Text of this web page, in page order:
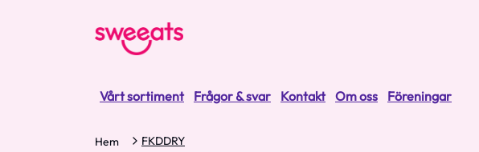
Vårt sortiment Frågor & svar Kontakt Om oss Föreningar
Hem FKDDRY